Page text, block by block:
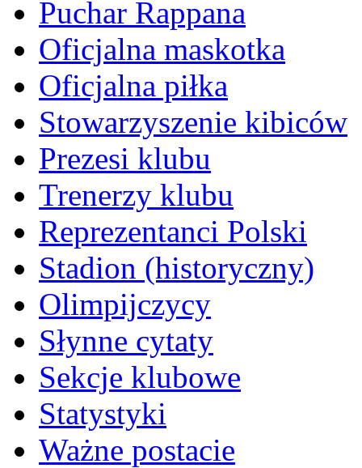
Puchar Rappana
Oficjalna maskotka
Oficjalna piłka
Stowarzyszenie kibiców
Prezesi klubu
Trenerzy klubu
Reprezentanci Polski
Stadion (historyczny)
Olimpijczycy
Słynne cytaty
Sekcje klubowe
Statystyki
Ważne postacie